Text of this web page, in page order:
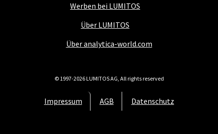
Werben bei LUMITOS
Über LUMITOS
Über analytica-world.com
Impressum AGB Datenschutz
© 1997-2026 LUMITOS AG, All rights reserved